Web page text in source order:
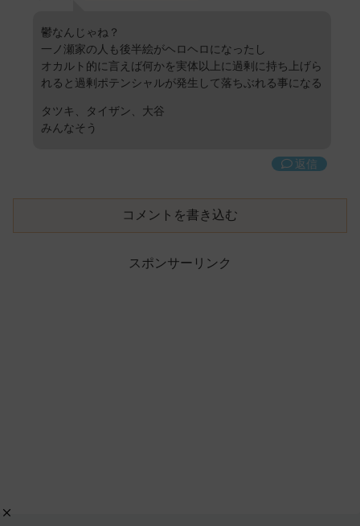
鬱なんじゃね？
一ノ瀬家の人も後半絵がヘロヘロになったし
オカルト的に言えば何かを実体以上に過剰に持ち上げら
れると過剰ポテンシャルが発生して落ちぶれる事になる
タツキ、タイザン、大谷
みんなそう
返信
コメントを書き込む
スポンサーリンク